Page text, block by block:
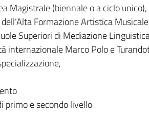
Magistrale (biennale o a ciclo unico),
Formazione Artistica
Superiori di Mediazione
internazionale Marco Polo e
primo e secondo livello